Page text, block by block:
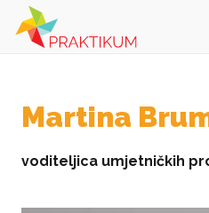
Martina
voditeljica umjetničkih